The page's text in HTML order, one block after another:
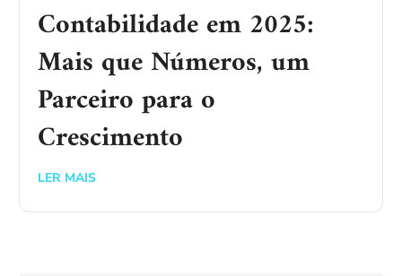
Contabilidade em 2025:
Mais que Números, um
Parceiro para o
Crescimento
LER MAIS